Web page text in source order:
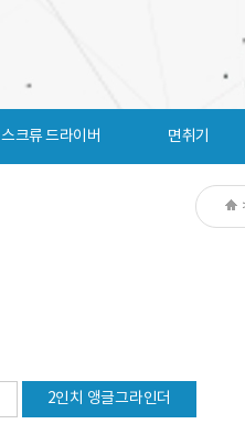
스크류 드라이버 면취기
2인치 앵글그라인더